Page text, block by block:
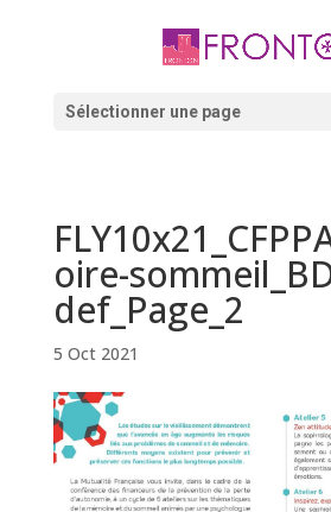
Sélectionner une page
oire-
def_Page_2
5 Oct 2021